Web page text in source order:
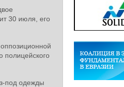
30 июля, его
полицейского
под одежды